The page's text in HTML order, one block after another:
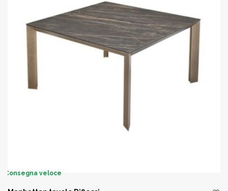
Consegna veloce